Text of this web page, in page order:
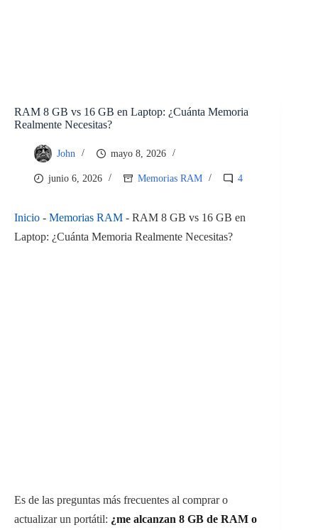
RAM 8 GB vs 16 GB en Laptop: ¿Cuánta Memoria
Realmente Necesitas?
John mayo 8, 2026
junio 6, 2026 Memorias RAM 4
Inicio - Memorias RAM - RAM 8 GB vs 16 GB en
Laptop: ¿Cuánta Memoria Realmente Necesitas?
Es de las preguntas más frecuentes al comprar o
actualizar un portátil: ¿me alcanzan 8 GB de RAM o